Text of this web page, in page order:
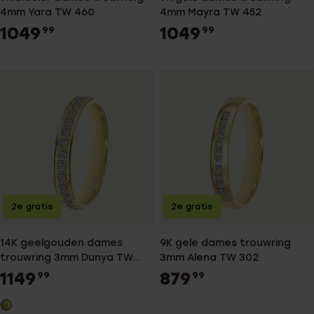
4mm Yara TW 460
1049 99
4mm Mayra TW 452
1049 99
14K geelgouden dames
trouwring 3mm Dunya TW
303
1149 99
2e gratis
9K gele dames trouwring
3mm Alena TW 302
879 99
2e gratis